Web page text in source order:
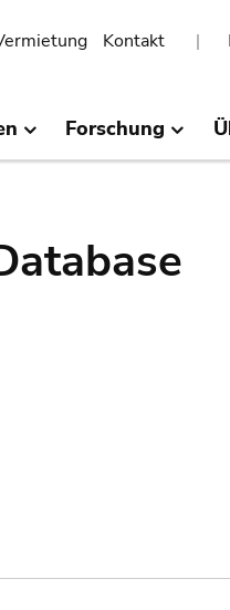
Kontakt
Forschung